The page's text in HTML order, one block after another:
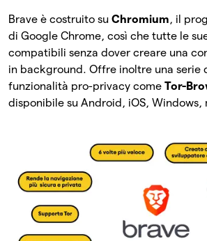
Brave è costruito su Chromium, il
di Google Chrome, così che tutte le
compatibili senza dover creare una
in background. Offre inoltre una serie
funzionalità pro-privacy come Tor-
disponibile su Android, iOS, Windows,